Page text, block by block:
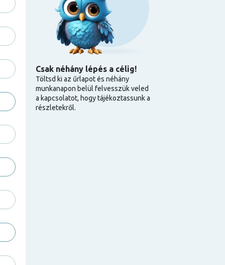
Csak néhány lépés a célig!
Töltsd ki az űrlapot és néhány
munkanapon belül felvesszük veled
a kapcsolatot, hogy tájékoztassunk a
részletekről.